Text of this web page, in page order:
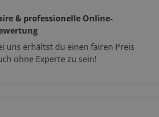
& professionelle Online-
uns erhältst du einen fairen Preis
ohne Experte zu sein!